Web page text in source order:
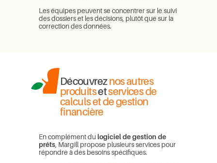
Les équipes peuvent se concentrer sur le suivi
des dossiers et les décisions, plutôt que sur la
correction des données.
Découvreznos autres
produitsetservices de
calculs et de gestion
financière
En complément dulogiciel de gestion de
prêts , Margill propose plusieurs services pour
répondre à des besoins spécifiques.